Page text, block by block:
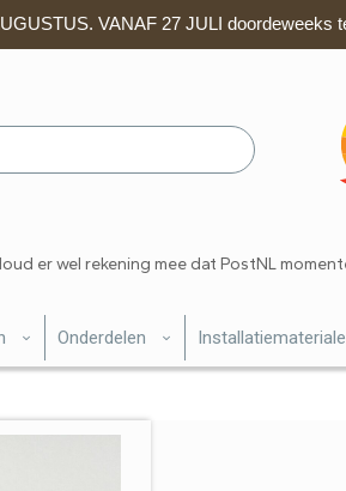
VANAF 27 JULI doordeweeks
er wel rekening mee dat PostNL
Onderdelen